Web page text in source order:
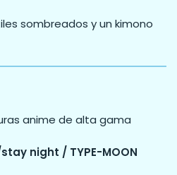
sombreados y un kimono
anime de alta gama
night / TYPE-MOON